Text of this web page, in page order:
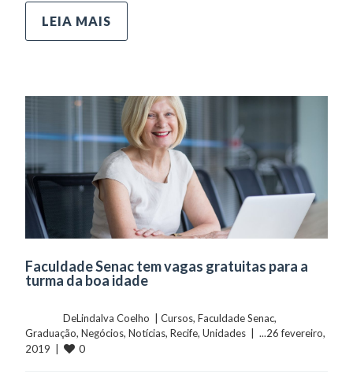
LEIA MAIS
Faculdade Senac tem vagas gratuitas para a
turma da boa idade
	    	DeLindalva Coelho  |
Cursos, Faculdade Senac
Graduação, Negócios, Notícias, Recife, Unidades
  |  ...26 fevereiro,
2019  |
0